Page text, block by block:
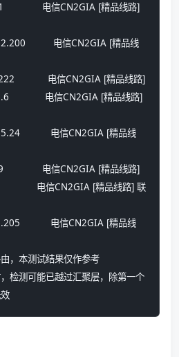
电信CN2GIA [精品线路]
电信CN2GIA [精品线
电信CN2GIA [精品线路]
电信CN2GIA [精品线
电信CN2GIA [精品线路]
电信CN2GIA [精品线路] 联
电信CN2GIA [精品线
，本测试结果仅作参考
检测可能已越过汇聚层，除第一个